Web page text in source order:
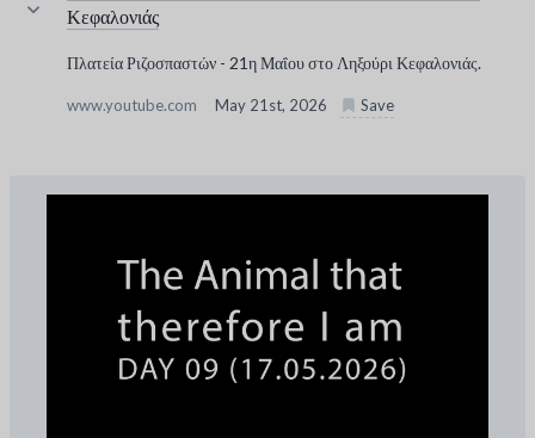
Κεφαλονιάς
Πλατεία Ριζοσπαστών - 21η Μαΐου στο Ληξούρι Κεφαλονιάς.
www.youtube.com May 21st, 2026 Save